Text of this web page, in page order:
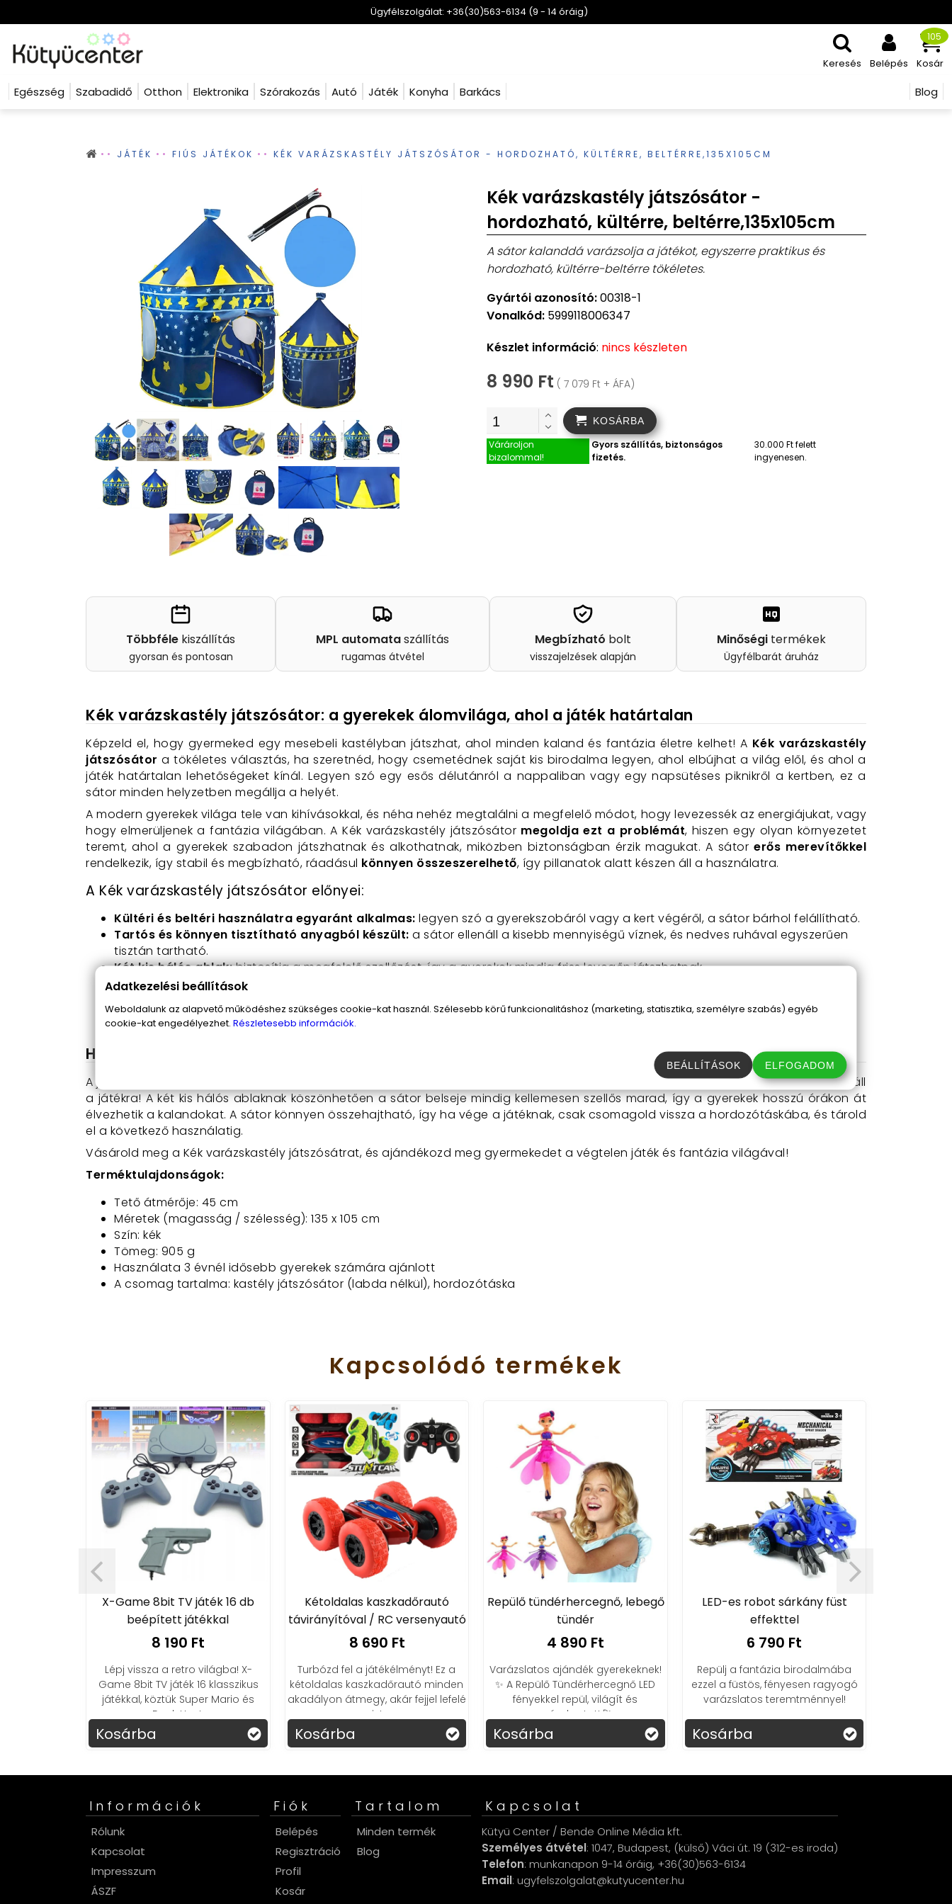
Ügyfélszolgálat: +36(30)563-6134 (9 - 14 óráig)
Keresés Belépés Kosár
105
Blog
Egészség Szabadidő Otthon Elektronika Szórakozás Autó Játék Konyha Barkács
JÁTÉK FIÚS JÁTÉKOK KÉK VARÁZSKASTÉLY JÁTSZÓSÁTOR - HORDOZHATÓ, KÜLTÉRRE, BELTÉRRE,135X105CM
Kék varázskastély játszósátor -
hordozható, kültérre, beltérre,135x105cm
A sátor kalanddá varázsolja a játékot, egyszerre praktikus és
hordozható, kültérre-beltérre tökéletes.
Gyártói azonosító:00318-1
Vonalkód: 5999118006347
Készlet információ: nincs készleten
8 990 Ft ( 7 079 Ft + ÁFA)
KOSÁRBA
Várároljon
bizalommal!
Gyors szállítás, biztonságos
fizetés.
30.000 Ft felett
ingyenesen.
Többféle kiszállítás
gyorsan és pontosan
MPL automataszállítás
rugamas átvétel
Megbízható bolt
visszajelzések alapján
Minőségi termékek
Ügyfélbarát áruház
Kék varázskastély játszósátor: a gyerekek álomvilága, ahol a játék határtalan
Képzeld el, hogy gyermeked egy mesebeli kastélyban játszhat, ahol minden kaland és fantázia életre kelhet! A Kék varázskastély
játszósátor a tökéletes választás, ha szeretnéd, hogy csemetédnek saját kis birodalma legyen, ahol elbújhat a világ elől, és ahol a
játék határtalan lehetőségeket kínál. Legyen szó egy esős délutánról a nappaliban vagy egy napsütéses piknikről a kertben, ez a
sátor minden helyzetben megállja a helyét.
A modern gyerekek világa tele van kihívásokkal, és néha nehéz megtalálni a megfelelő módot, hogy levezessék az energiájukat, vagy
hogy elmerüljenek a fantázia világában. A Kék varázskastély játszósátor megoldja ezt a problémát, hiszen egy olyan környezetet
teremt, ahol a gyerekek szabadon játszhatnak és alkothatnak, miközben biztonságban érzik magukat. A sátorerős merevítőkkel
rendelkezik, így stabil és megbízható, ráadásul könnyen összeszerelhető, így pillanatok alatt készen áll a használatra.
A Kék varázskastély játszósátor előnyei:
Kültéri és beltéri használatra egyaránt alkalmas: legyen szó a gyerekszobáról vagy a kert végéről, a sátor bárhol felállítható.
Tartós és könnyen tisztítható anyagból készült: a sátor ellenáll a kisebb mennyiségű víznek, és nedves ruhával egyszerűen
tisztán tartható.
Két kis hálós ablak:biztosítja a megfelelő szellőzést, így a gyerekek mindig friss levegőn játszhatnak.
Hordozhatóság:a mellékelt hordozótáskának köszönhetően könnyedén szállítható és tárolható.
a varázslatos kastély formája és a tépőzáras bejárat új kalandok felé nyitja meg az
utat.
Hogyan használd a Kék varázskastély játszósátrat?
A játszósátor használata rendkívül egyszerű és gyors. Csak bontsd ki a hordozótáskából, állítsd fel a merevítőkkel, és máris készen áll
a játékra! A két kis hálós ablaknak köszönhetően a sátor belseje mindig kellemesen szellős marad, így a gyerekek hosszú órákon át
élvezhetik a kalandokat. A sátor könnyen összehajtható, így ha vége a játéknak, csak csomagold vissza a hordozótáskába, és tárold
el a következő használatig.
Vásárold meg a Kék varázskastély játszósátrat, és ajándékozd meg gyermekedet a végtelen játék és fantázia világával!
Terméktulajdonságok:
Tető átmérője: 45 cm
Méretek (magasság / szélesség): 135 x 105 cm
Szín: kék
Tömeg: 905 g
Használata 3 évnél idősebb gyerekek számára ajánlott
A csomag tartalma: kastély játszósátor (labda nélkül), hordozótáska
Kapcsolódó termékek
X-Game 8bit TV játék 16 db
beépített játékkal
8 190 Ft
Lépj vissza a retro világba! X-
Game 8bit TV játék 16 klasszikus
játékkal, köztük Super Mario és
Duck Hunt.
Kosárba
Kétoldalas kaszkadőrautó
távirányítóval / RC versenyautó
8 690 Ft
Turbózd fel a játékélményt! Ez a
kétoldalas kaszkadőrautó minden
akadályon átmegy, akár fejjel lefelé
is!
Kosárba
Repülő tündérhercegnő, lebegő
tündér
4 890 Ft
Varázslatos ajándék gyerekeknek!
✨ A Repülő Tündérhercegnő LED
fényekkel repül, világít és
szórakoztat! 🚀
Kosárba
LED-es robot sárkány füst
effekttel
6 790 Ft
Repülj a fantázia birodalmába
ezzel a füstös, fényesen ragyogó
varázslatos teremtménnyel!
Kosárba
Információk
Rólunk
Kapcsolat
Impresszum
ÁSZF
Fiók
Belépés
Regisztráció
Profil
Kosár
Tartalom
Minden termék
Blog
Kapcsolat
Kütyü Center / Bende Online Média kft.
Személyes átvétel: 1047, Budapest, (külső) Váci út. 19 (312-es iroda)
Telefon: munkanapon 9-14 óráig, +36(30)563-6134
Email: ugyfelszolgalat@kutyucenter.hu
Adatkezelési beállítások
Weboldalunk az alapvető működéshez szükséges cookie-kat használ. Szélesebb körű funkcionalitáshoz (marketing, statisztika, személyre szabás) egyéb
cookie-kat engedélyezhet. Részletesebb információk.
BEÁLLÍTÁSOK ELFOGADOM